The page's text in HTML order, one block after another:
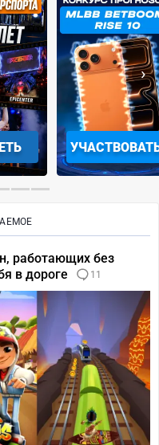
›
работающих без
в дороге
11